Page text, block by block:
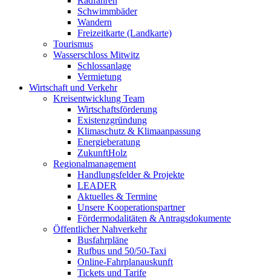
Schwimmbäder
Wandern
Freizeitkarte (Landkarte)
Tourismus
Wasserschloss Mitwitz
Schlossanlage
Vermietung
Wirtschaft und Verkehr
Kreisentwicklung Team
Wirtschaftsförderung
Existenzgründung
Klimaschutz & Klimaanpassung
Energieberatung
ZukunftHolz
Regionalmanagement
Handlungsfelder & Projekte
LEADER
Aktuelles & Termine
Unsere Kooperationspartner
Fördermodalitäten & Antragsdokumente
Öffentlicher Nahverkehr
Busfahrpläne
Rufbus und 50/50-Taxi
Online-Fahrplanauskunft
Tickets und Tarife